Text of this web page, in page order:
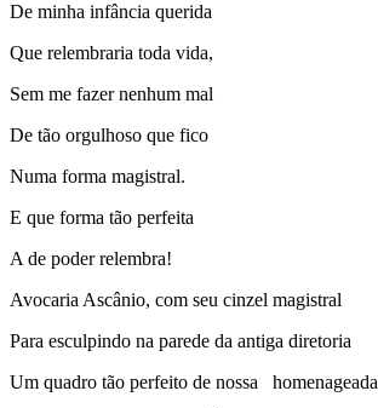
De minha infância querida
Que relembraria toda vida,
Sem me fazer nenhum mal
De tão orgulhoso que fico
Numa forma magistral.
E que forma tão perfeita
A de poder relembra!
Avocaria Ascânio, com seu cinzel magistral
Para esculpindo na parede da antiga diretoria
Um quadro tão perfeito de nossa homenageada